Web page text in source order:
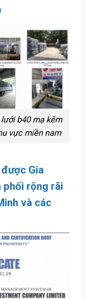
b40 mạ kẽm
vực miền nam
Gia
phối rộng rãi
và các